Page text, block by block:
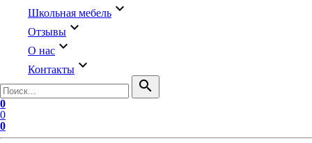
Школьная мебель keyboard_arrow_down
Отзывы keyboard_arrow_down
О нас keyboard_arrow_down
Контакты keyboard_arrow_down
search
0
0
0